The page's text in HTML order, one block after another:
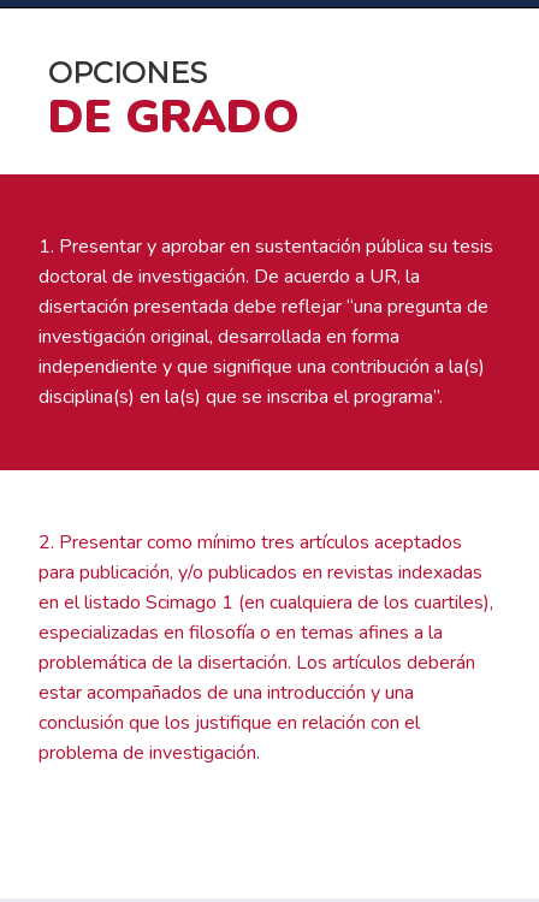
OPCIONES
DE GRADO
1. Presentar y aprobar en sustentación pública su tesis
doctoral de investigación. De acuerdo a UR, la
disertación presentada debe reflejar “una pregunta de
investigación original, desarrollada en forma
independiente y que signifique una contribución a la(s)
disciplina(s) en la(s) que se inscriba el programa”.
2. Presentar como mínimo tres artículos aceptados
para publicación, y/o publicados en revistas indexadas
en el listado Scimago 1 (en cualquiera de los cuartiles),
especializadas en filosofía o en temas afines a la
problemática de la disertación. Los artículos deberán
estar acompañados de una introducción y una
conclusión que los justifique en relación con el
problema de investigación.